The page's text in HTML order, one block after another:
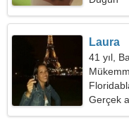
Laura
41 yıl,
Gerçek